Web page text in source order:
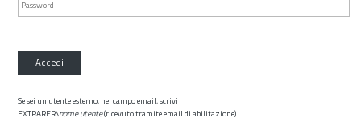
Accedi
Se sei un utente esterno, nel campo email, scrivi
EXTRARER\nome utente(ricevuto tramite email di abilitazione)